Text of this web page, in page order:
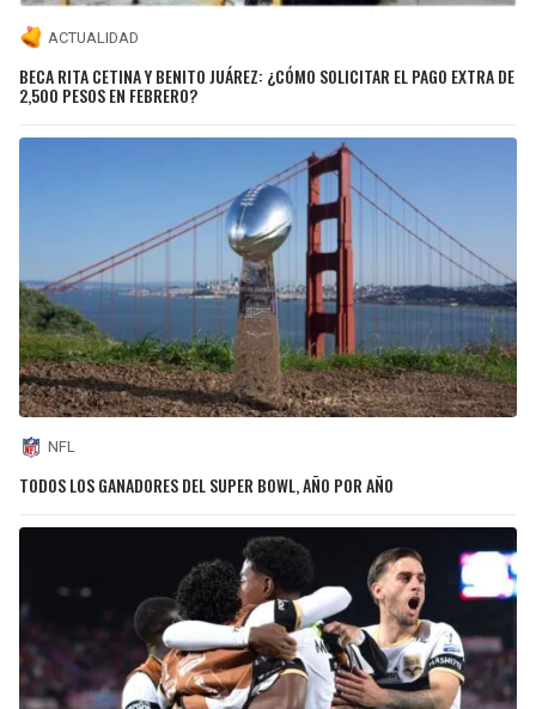
ACTUALIDAD
BECA RITA CETINA Y BENITO JUÁREZ: ¿CÓMO SOLICITAR EL PAGO EXTRA DE
2,500 PESOS EN FEBRERO?
NFL
TODOS LOS GANADORES DEL SUPER BOWL, AÑO POR AÑO